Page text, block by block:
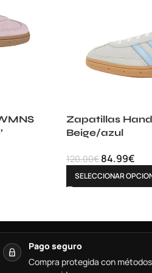
Zapatillas
Beige/azul
120.00€ 84.99€
SELECCIONAR
Pago seguro
Compra protegida con